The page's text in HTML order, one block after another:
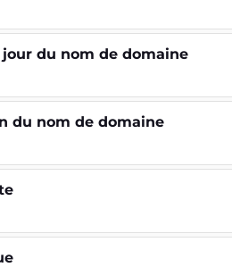
du nom de domaine
du nom de domaine